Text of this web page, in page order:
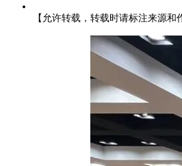
【允许转载，转载时请标注来源和